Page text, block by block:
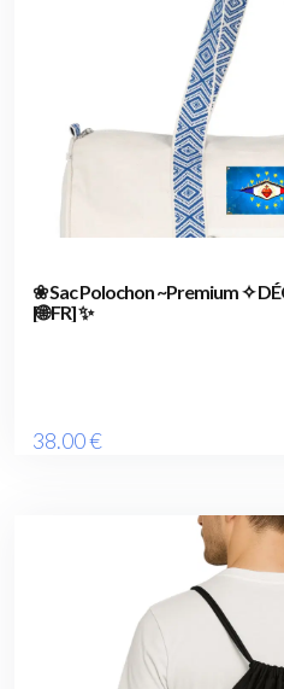
❀ Sac Polochon ~Premium ✧
[🌐 FR] ✨
38.00€